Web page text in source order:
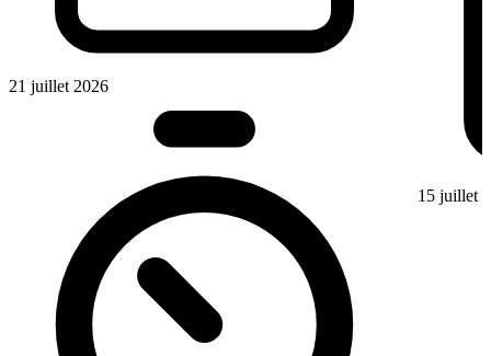
21 juillet 2026
15 juillet